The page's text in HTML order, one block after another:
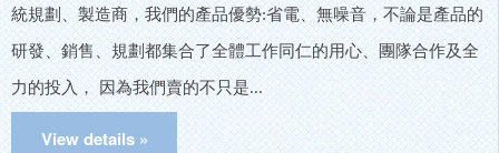
統規劃、製造商，我們的產品優勢:省電、無噪音，不論是產品的
研發、銷售、規劃都集合了全體工作同仁的用心、團隊合作及全
力的投入， 因為我們賣的不只是...